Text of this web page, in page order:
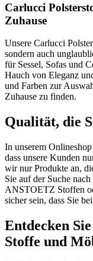
Carlucci
Zuhause
Unsere Carlucci
sondern auch
für Sessel, Sofas und
Hauch von Eleganz
und Farben zur
Zuhause zu finden.
Qualität, die
In unserem
dass unsere Kunden
wir nur Produkte an,
Sie auf der Suche
ANSTOETZ Stoffen
sicher sein, dass Sie
Entdecken
Stoffe und